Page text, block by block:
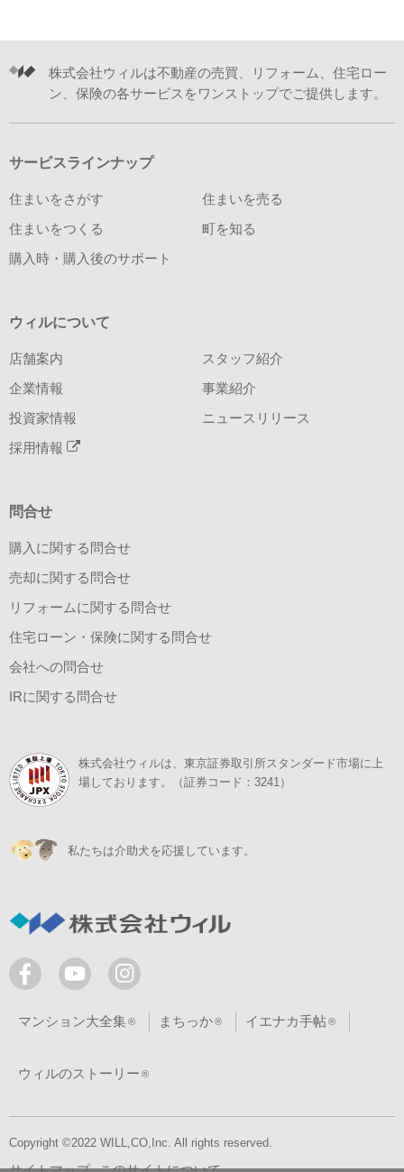
株式会社ウィルは不動産の売買、リフォーム、住宅ロー
ン、保険の各サービスをワンストップでご提供します。
サービスラインナップ
住まいをさがす 住まいを売る
住まいをつくる 町を知る
購入時・購入後のサポート
ウィルについて
店舗案内 スタッフ紹介
企業情報 事業紹介
投資家情報 ニュースリリース
採用情報
問合せ
購入に関する問合せ
売却に関する問合せ
リフォームに関する問合せ
住宅ローン・保険に関する問合せ
会社への問合せ
IRに関する問合せ
株式会社ウィルは、東京証券取引所スタンダード市場に上
場しております。（証券コード：3241）
私たちは介助犬を応援しています。
マンション大全集 まちっか イエナカ手帖
ウィルのストーリー
Copyright ©2022 WILL,CO,Inc. All rights reserved.